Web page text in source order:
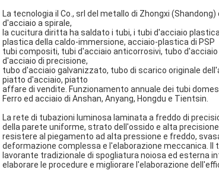
La tecnologia il Co., srl del metallo di Zhongxi
d'acciaio a spirale,
la cucitura diritta ha saldato i tubi, i tubi d'acciaio
plastica della caldo-immersione, acciaio-plastica di PSP
tubi compositi, tubi d'acciaio anticorrosivi, tubo
d'acciaio di precisione,
tubo d'acciaio galvanizzato, tubo di scarico originale
piatto d'acciaio, piatto
affare di vendite. Funzionamento annuale dei tubi
Ferro ed acciaio di Anshan, Anyang, Hongdu e Tientsin.
La rete di tubazioni luminosa laminata a freddo di
della parete uniforme, strato dell'ossido e alta
resistere al piegamento ad alta pressione e freddo,
deformazione complessa e l'elaborazione meccanica.
lavorante tradizionale di spogliatura noiosa ed esterna
elaborare le procedure e migliorare l'elaborazione